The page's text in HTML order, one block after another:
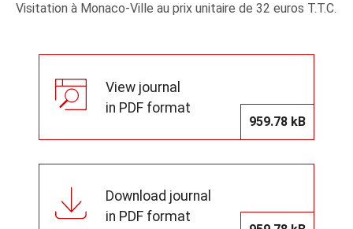
Visitation à Monaco‑Ville au prix unitaire de 32 euros T.T.C.
View journal
in PDF format
959.78 kB
Download journal
in PDF format